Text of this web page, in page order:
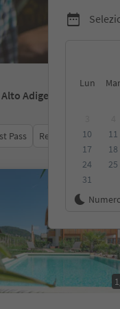
Lun Mar
10
11
17
18
24
25
31
Adige
Pass Recensioni